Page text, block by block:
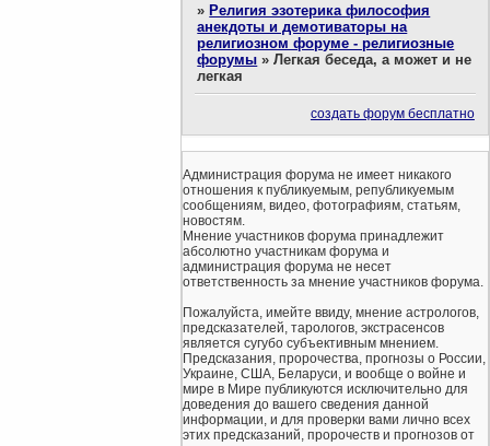
»Религия эзотерика философия
анекдоты и демотиваторы на
религиозном форуме - религиозные
форумы »Легкая беседа, а может и не
легкая
создать форум бесплатно
Администрация форума не имеет никакого
отношения к публикуемым, републикуемым
сообщениям, видео, фотографиям, статьям,
новостям.
Мнение участников форума принадлежит
абсолютно участникам форума и
администрация форума не несет
ответственность за мнение участников форума.
Пожалуйста, имейте ввиду, мнение астрологов,
предсказателей, тарологов, экстрасенсов
является сугубо субъективным мнением.
Предсказания, пророчества, прогнозы о России,
Украине, США, Беларуси, и вообще о войне и
мире в Мире публикуются исключительно для
доведения до вашего сведения данной
информации, и для проверки вами лично всех
этих предсказаний, пророчеств и прогнозов от